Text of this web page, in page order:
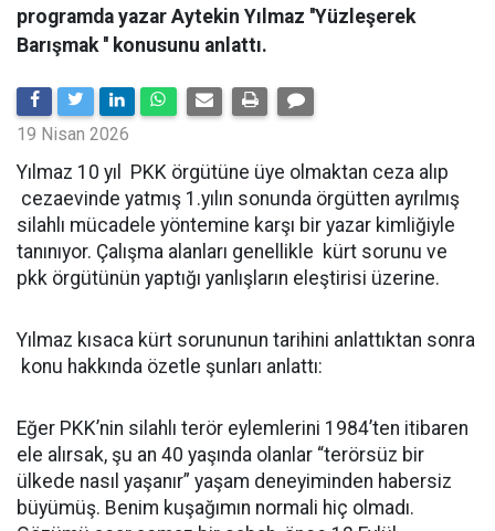
programda yazar Aytekin Yılmaz ''Yüzleşerek
Barışmak '' konusunu anlattı.
19 Nisan 2026
Yılmaz 10 yıl PKK örgütüne üye olmaktan ceza alıp
cezaevinde yatmış 1.yılın sonunda örgütten ayrılmış
silahlı mücadele yöntemine karşı bir yazar kimliğiyle
tanınıyor. Çalışma alanları genellikle kürt sorunu ve
pkk örgütünün yaptığı yanlışların eleştirisi üzerine.
Yılmaz kısaca kürt sorununun tarihini anlattıktan sonra
konu hakkında özetle şunları anlattı:
Eğer PKK’nin silahlı terör eylemlerini 1984’ten itibaren
ele alırsak, şu an 40 yaşında olanlar “terörsüz bir
ülkede nasıl yaşanır” yaşam deneyiminden habersiz
büyümüş. Benim kuşağımın normali hiç olmadı.